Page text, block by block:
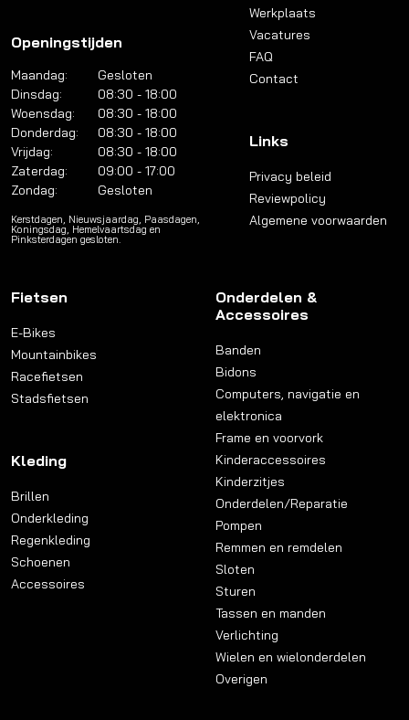
Openingstijden
Maandag:
Gesloten
Dinsdag:
08:30 - 18:00
Woensdag:
08:30 - 18:00
Donderdag:
08:30 - 18:00
Vrijdag:
08:30 - 18:00
Zaterdag:
09:00 - 17:00
Zondag:
Gesloten
Kerstdagen, Nieuwsjaardag, Paasdagen,
Koningsdag, Hemelvaartsdag en
Pinksterdagen gesloten.
Werkplaats
Vacatures
FAQ
Contact
Links
Privacy beleid
Reviewpolicy
Algemene voorwaarden
Fietsen
E-Bikes
Mountainbikes
Racefietsen
Stadsfietsen
Kleding
Brillen
Onderkleding
Regenkleding
Schoenen
Accessoires
Onderdelen &
Accessoires
Banden
Bidons
Computers, navigatie en
elektronica
Frame en voorvork
Kinderaccessoires
Kinderzitjes
Onderdelen/Reparatie
Pompen
Remmen en remdelen
Sloten
Sturen
Tassen en manden
Verlichting
Wielen en wielonderdelen
Overigen